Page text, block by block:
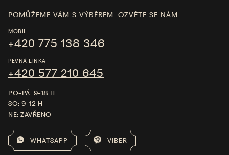
POMŮŽEME VÁM S VÝBĚREM. OZVĚTE SE NÁM.
MOBIL
+420 775 138 346
PEVNÁ LINKA
+420 577 210 645
PO-PÁ: 9-18 H
SO: 9-12 H
NE: ZAVŘENO
WHATSAPP VIBER